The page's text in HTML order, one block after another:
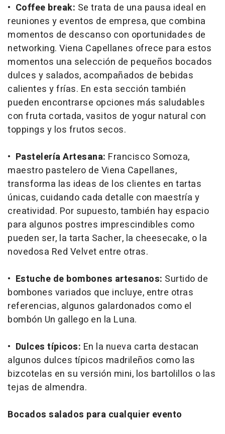
• Coffee break: Se trata de una pausa ideal en
reuniones y eventos de empresa, que combina
momentos de descanso con oportunidades de
networking. Viena Capellanes ofrece para estos
momentos una selección de pequeños bocados
dulces y salados, acompañados de bebidas
calientes y frías. En esta sección también
pueden encontrarse opciones más saludables
con fruta cortada, vasitos de yogur natural con
toppings y los frutos secos.
• Pastelería Artesana: Francisco Somoza,
maestro pastelero de Viena Capellanes,
transforma las ideas de los clientes en tartas
únicas, cuidando cada detalle con maestría y
creatividad. Por supuesto, también hay espacio
para algunos postres imprescindibles como
pueden ser, la tarta Sacher, la cheesecake, o la
novedosa Red Velvet entre otras.
• Estuche de bombones artesanos: Surtido de
bombones variados que incluye, entre otras
referencias, algunos galardonados como el
bombón Un gallego en la Luna.
• Dulces típicos: En la nueva carta destacan
algunos dulces típicos madrileños como las
bizcotelas en su versión mini, los bartolillos o las
tejas de almendra.
Bocados salados para cualquier evento